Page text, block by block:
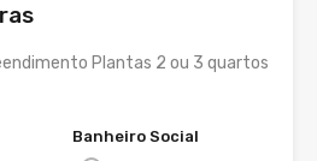
Plantas 2 ou 3 quartos
Banheiro Social